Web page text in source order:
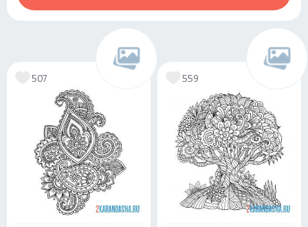
507 559